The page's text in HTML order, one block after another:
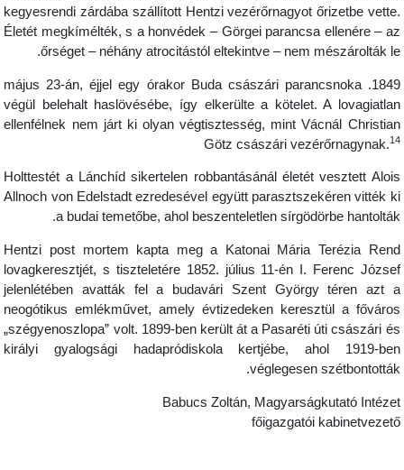
kegyesrendi zárdába szállított Hentzi vezérőrnagyot őrizetbe
Életét megkímélték, s a honvédek – Görgei parancsa ellenére –
őrséget – néhány atrocitástól eltekintve – nem mészárolták
1849. május 23-án, éjjel egy órakor Buda császári parancsnoka
végül belehalt haslövésébe, így elkerülte a kötelet. A
ellenfélnek nem járt ki olyan végtisztesség, mint Vácnál
Götz császári vezérőrnagynak.
Holttestét a Lánchíd sikertelen robbantásánál életét vesztett
Allnoch von Edelstadt ezredesével együtt parasztszekéren vitték
a budai temetőbe, ahol beszenteletlen sírgödörbe
Hentzi post mortem kapta meg a Katonai Mária Terézia
lovagkeresztjét, s tiszteletére 1852. július 11-én I. Ferenc
jelenlétében avatták fel a budavári Szent György téren azt
neogótikus emlékművet, amely évtizedeken keresztül a
„szégyenoszlopa” volt. 1899-ben került át a Pasaréti úti császári
királyi gyalogsági hadapródiskola kertjébe, ahol 1919-
véglegesen
Babucs Zoltán, Magyarságkutató
főigazgatói